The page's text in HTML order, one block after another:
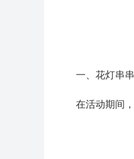
一、花灯串
在活动期间